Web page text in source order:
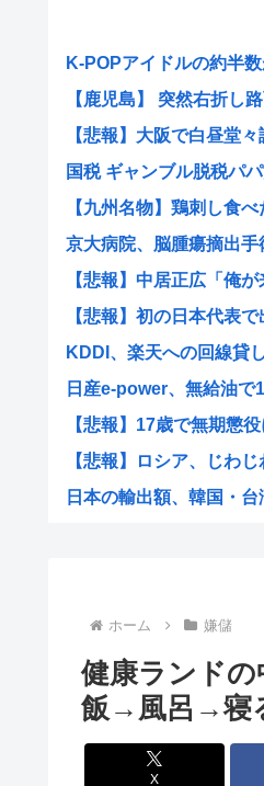
K-POPアイドルの約半
【鹿児島】 突然右折し
【悲報】大阪で白昼堂
国税 ギャンブル脱税パ
【九州名物】鶏刺し食
京大病院、脳腫瘍摘出
【悲報】中居正広「俺
【悲報】初の日本代表
KDDI、楽天への回線貸
日産e-power、無給油で
【悲報】17歳で無期懲
【悲報】ロシア、じわ
日本の輸出額、韓国・
【悲報】「米軍を粉砕
税務署員1億円超脱税
【動画あり】ミスイタ
ホーム 嫌儲
健康ランド
飯→風呂→寝
X